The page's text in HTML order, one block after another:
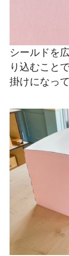
シールドを
り込むこと
掛けになっ